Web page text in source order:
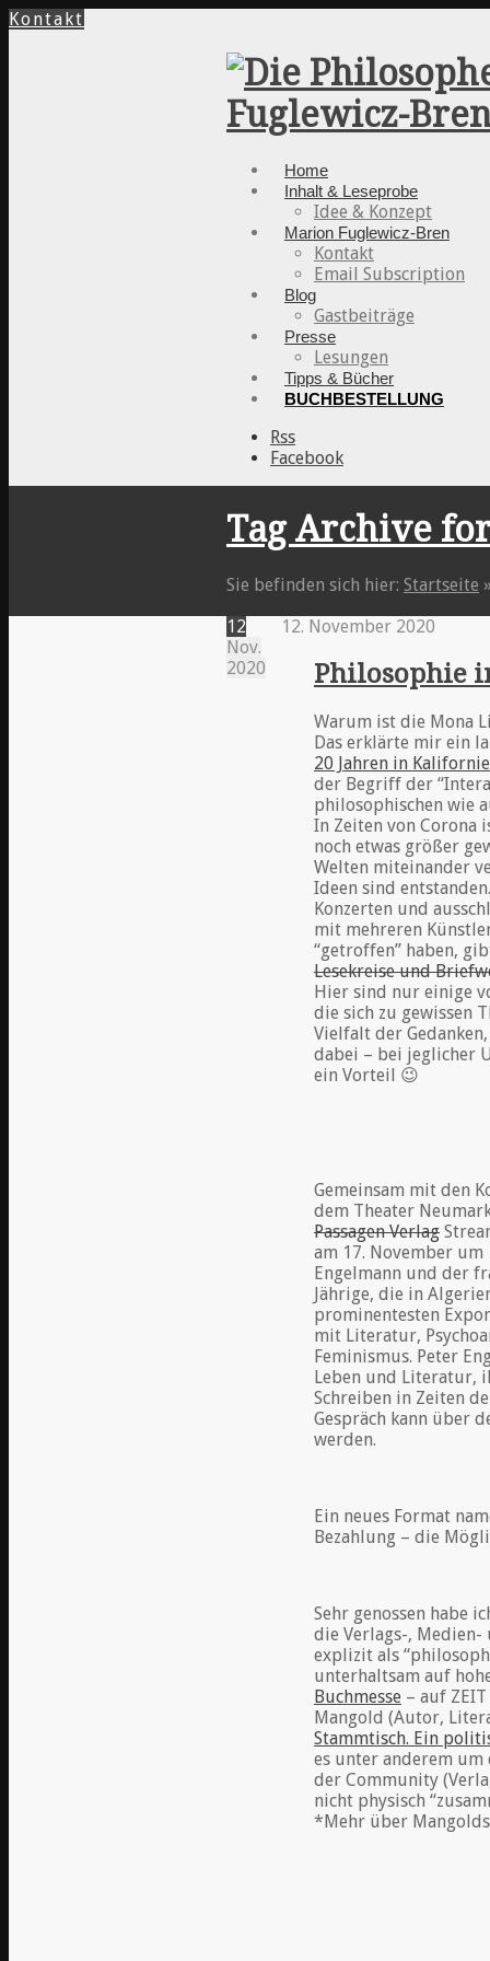
Kontakt
Home
Inhalt & Leseprobe
Idee & Konzept
Marion Fuglewicz-Bren
Kontakt
Email Subscription
Blog
Gastbeiträge
Presse
Lesungen
Tipps & Bücher
BUCHBESTELLUNG
Rss
Facebook
Tag Archive
Sie befinden sich hier: Startseite »
12. November 2020
12
Nov.
2020
Philosophie
Warum ist die Mona
Das erklärte mir ein
20 Jahren in
der Begriff der
philosophischen wie
In Zeiten von Corona
noch etwas größer
Welten miteinander
Ideen sind
Konzerten und
mit mehreren
“getroffen” haben,
Lesekreise und
Hier sind nur einige
die sich zu gewissen
Vielfalt der
dabei – bei jeglicher
ein Vorteil 😉
Gemeinsam mit den
dem Theater
Passagen Verlag
am 17. November um
Engelmann und der
Jährige, die in
prominentesten
mit Literatur,
Feminismus. Peter
Leben und Literatur,
Schreiben in Zeiten
Gespräch kann über
werden.
Ein neues Format
Bezahlung – die
Sehr genossen habe
die Verlags-,
explizit als
unterhaltsam auf
Buchmesse – auf
Mangold (Autor,
Stammtisch. Ein
es unter anderem
der Community
nicht physisch
*Mehr über